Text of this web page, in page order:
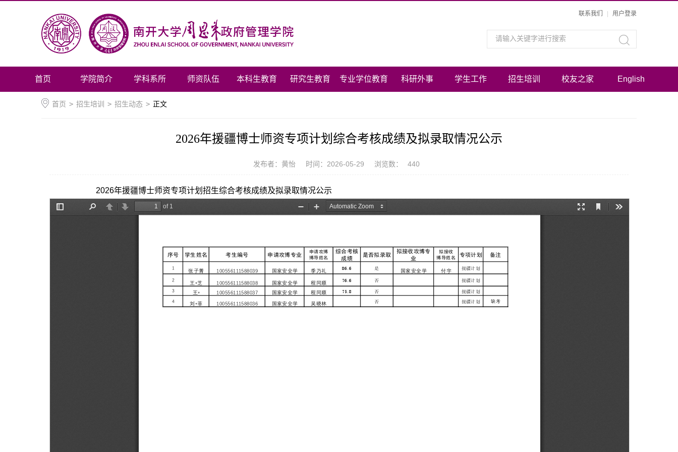
联系我们 用户登录
首页 学院简介 学科系所 师资队伍 本科生教育 研究生教育 专业学位教育 科研外事 学生工作 招生培训 校友之家 English
首页 > 招生培训 > 招生动态 > 正文
2026年援疆博士师资专项计划综合考核成绩及拟录取情况公示
发布者：黄怡 时间：2026-05-29 浏览数： 440
2026年援疆博士师资专项计划招生综合考核成绩及拟录取情况公示